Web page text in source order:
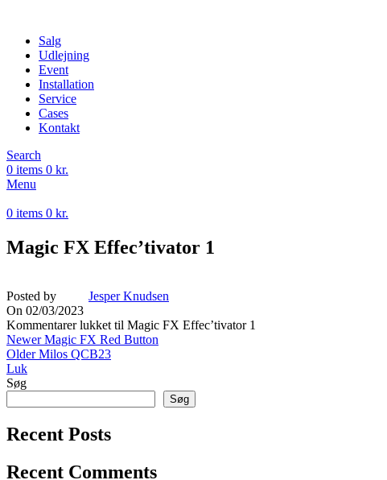
Salg
Udlejning
Event
Installation
Service
Cases
Kontakt
Search
0 items 0 kr.
Menu
0 items 0 kr.
Magic FX Effec’tivator 1
Posted by
Jesper Knudsen
On 02/03/2023
Kommentarer lukket til Magic FX Effec’tivator 1
Newer Magic FX Red Button
Older Milos QCB23
Luk
Søg
Søg
Recent Posts
Recent Comments